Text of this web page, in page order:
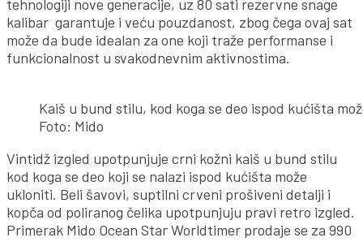
tehnologiji nove generacije, uz 80 sati rezervne snage
kalibar garantuje i veću pouzdanost, zbog čega ovaj sat
može da bude idealan za one koji traže performanse i
funkcionalnost u svakodnevnim aktivnostima.
Kaiš u bund stilu, kod koga se deo ispod kućišta
Foto: Mido
Vintidž izgled upotpunjuje crni kožni kaiš u bund stilu
kod koga se deo koji se nalazi ispod kućišta može
ukloniti. Beli šavovi, suptilni crveni prošiveni detalji i
kopča od poliranog čelika upotpunjuju pravi retro izgled.
Primerak Mido Ocean Star Worldtimer prodaje se za 990